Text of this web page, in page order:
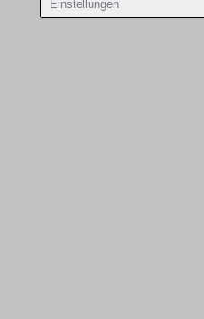
Einstellungen